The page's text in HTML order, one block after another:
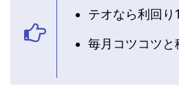
テオなら利回り
毎月コツコツと